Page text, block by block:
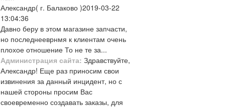
Александр( г. Балаково )2019-03-22
13:04:36
Давно беру в этом магазине запчасти,
но последнееврнмя к клиентам очень
плохое отношение То не те за...
Администрация сайта: Здравствуйте,
Александр! Еще раз приносим свои
извинения за данный инцидент, но с
нашей стороны просим Вас
своевременно создавать заказы, для